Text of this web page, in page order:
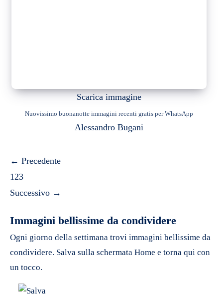
Scarica immagine
Nuovissimo buonanotte immagini recenti gratis per WhatsApp
Alessandro Bugani
← Precedente
123
Successivo →
Immagini bellissime da condividere
Ogni giorno della settimana trovi immagini bellissime da
condividere. Salva sulla schermata Home e torna qui con
un tocco.